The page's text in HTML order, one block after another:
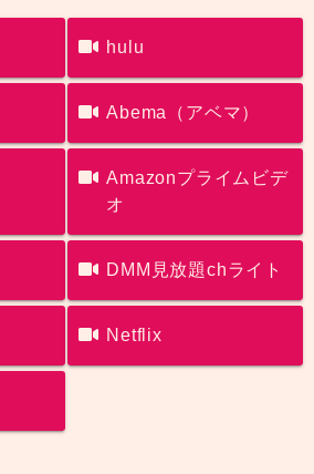
hulu
Abema（アベマ）
Amazonプライムビデ
オ
DMM見放題chライト
Netflix